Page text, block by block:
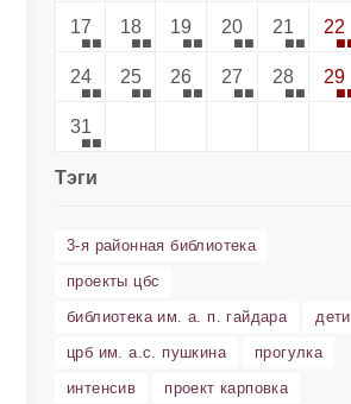
17 18 19 20 21 22
24 25 26 27 28 29
31
Тэги
3-я районная библиотека
проекты цбс
библиотека им. а. п. гайдара
дети
црб им. а.с. пушкина
прогулка
интенсив
проект карповка